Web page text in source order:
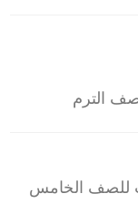
الترم
للصف الخامس